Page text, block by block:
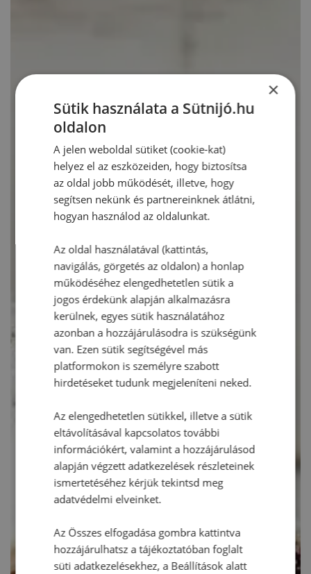
×
Sütik használata a Sütnijó.hu
oldalon
A jelen weboldal sütiket (cookie-kat)
helyez el az eszközeiden, hogy biztosítsa
az oldal jobb működését, illetve, hogy
segítsen nekünk és partnereinknek átlátni,
hogyan használod az oldalunkat.
Az oldal használatával (kattintás,
navigálás, görgetés az oldalon) a honlap
működéséhez elengedhetetlen sütik a
jogos érdekünk alapján alkalmazásra
kerülnek, egyes sütik használatához
azonban a hozzájárulásodra is szükségünk
van. Ezen sütik segítségével más
platformokon is személyre szabott
hirdetéseket tudunk megjeleníteni neked.
Az elengedhetetlen sütikkel, illetve a sütik
eltávolításával kapcsolatos további
információkért, valamint a hozzájárulásod
alapján végzett adatkezelések részleteinek
ismertetéséhez kérjük tekintsd meg
adatvédelmi elveinket.
Az Összes elfogadása gombra kattintva
hozzájárulhatsz a tájékoztatóban foglalt
süti adatkezelésekhez, a Beállítások alatt